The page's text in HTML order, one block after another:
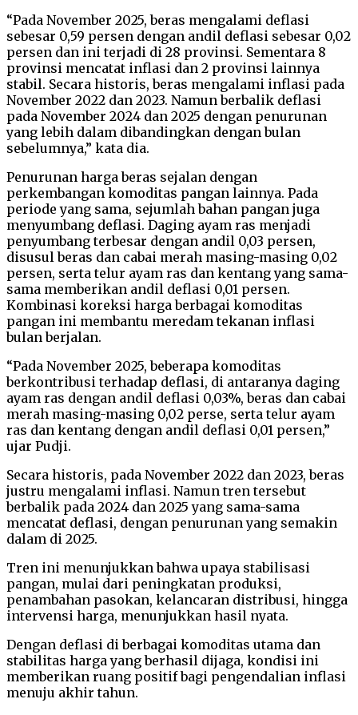
“Pada November 2025, beras mengalami deflasi
sebesar 0,59 persen dengan andil deflasi sebesar 0,02
persen dan ini terjadi di 28 provinsi. Sementara 8
provinsi mencatat inflasi dan 2 provinsi lainnya
stabil. Secara historis, beras mengalami inflasi pada
November 2022 dan 2023. Namun berbalik deflasi
pada November 2024 dan 2025 dengan penurunan
yang lebih dalam dibandingkan dengan bulan
sebelumnya,” kata dia.
Penurunan harga beras sejalan dengan
perkembangan komoditas pangan lainnya. Pada
periode yang sama, sejumlah bahan pangan juga
menyumbang deflasi. Daging ayam ras menjadi
penyumbang terbesar dengan andil 0,03 persen,
disusul beras dan cabai merah masing-masing 0,02
persen, serta telur ayam ras dan kentang yang sama-
sama memberikan andil deflasi 0,01 persen.
Kombinasi koreksi harga berbagai komoditas
pangan ini membantu meredam tekanan inflasi
bulan berjalan.
“Pada November 2025, beberapa komoditas
berkontribusi terhadap deflasi, di antaranya daging
ayam ras dengan andil deflasi 0,03%, beras dan cabai
merah masing-masing 0,02 perse, serta telur ayam
ras dan kentang dengan andil deflasi 0,01 persen,”
ujar Pudji.
Secara historis, pada November 2022 dan 2023, beras
justru mengalami inflasi. Namun tren tersebut
berbalik pada 2024 dan 2025 yang sama-sama
mencatat deflasi, dengan penurunan yang semakin
dalam di 2025.
Tren ini menunjukkan bahwa upaya stabilisasi
pangan, mulai dari peningkatan produksi,
penambahan pasokan, kelancaran distribusi, hingga
intervensi harga, menunjukkan hasil nyata.
Dengan deflasi di berbagai komoditas utama dan
stabilitas harga yang berhasil dijaga, kondisi ini
memberikan ruang positif bagi pengendalian inflasi
menuju akhir tahun.